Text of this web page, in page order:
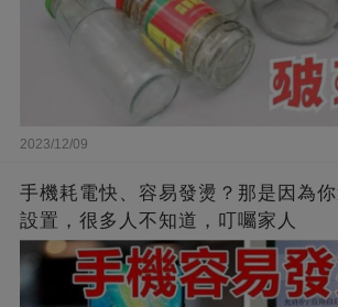
2023/12/09
手機耗電快、容易發燙？那是因為
設置，很多人不知道，叮囑家人